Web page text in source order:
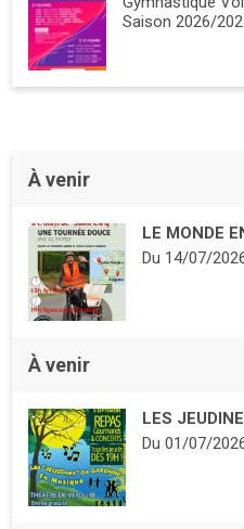
Saison 2026/
À venir
LE MONDE
Du 14/07/
À venir
LES
Du 01/07/